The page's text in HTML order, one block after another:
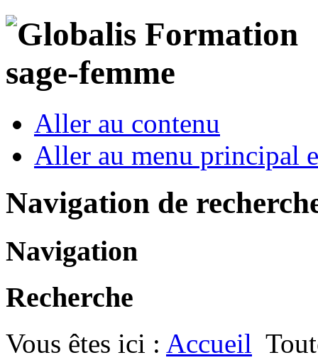
Aller au contenu
Aller au menu principal
Navigation de
Navigation
Recherche
Vous êtes ici : Accueil